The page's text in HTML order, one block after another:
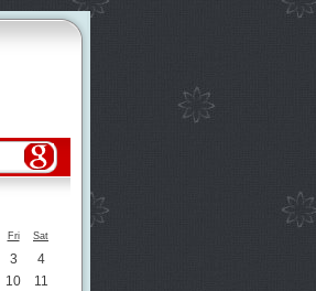
Fri Sat
3
4
10
11